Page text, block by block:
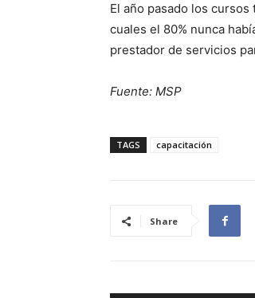
El año pasado los
cuales el 80% nunca
prestador de servicios
Fuente: MSP
TAGS capacitación
Share